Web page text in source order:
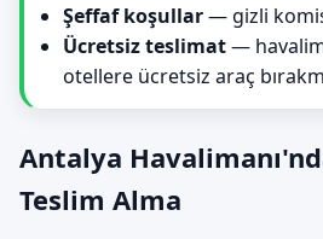
Şeffaf koşullar— gizli
Ücretsiz teslimat—
otellere ücretsiz araç
Antalya
Teslim Alma